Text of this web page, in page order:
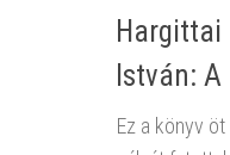
István:
Ez a könyv